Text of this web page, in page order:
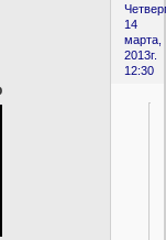
14
марта,
2013г.
12:30